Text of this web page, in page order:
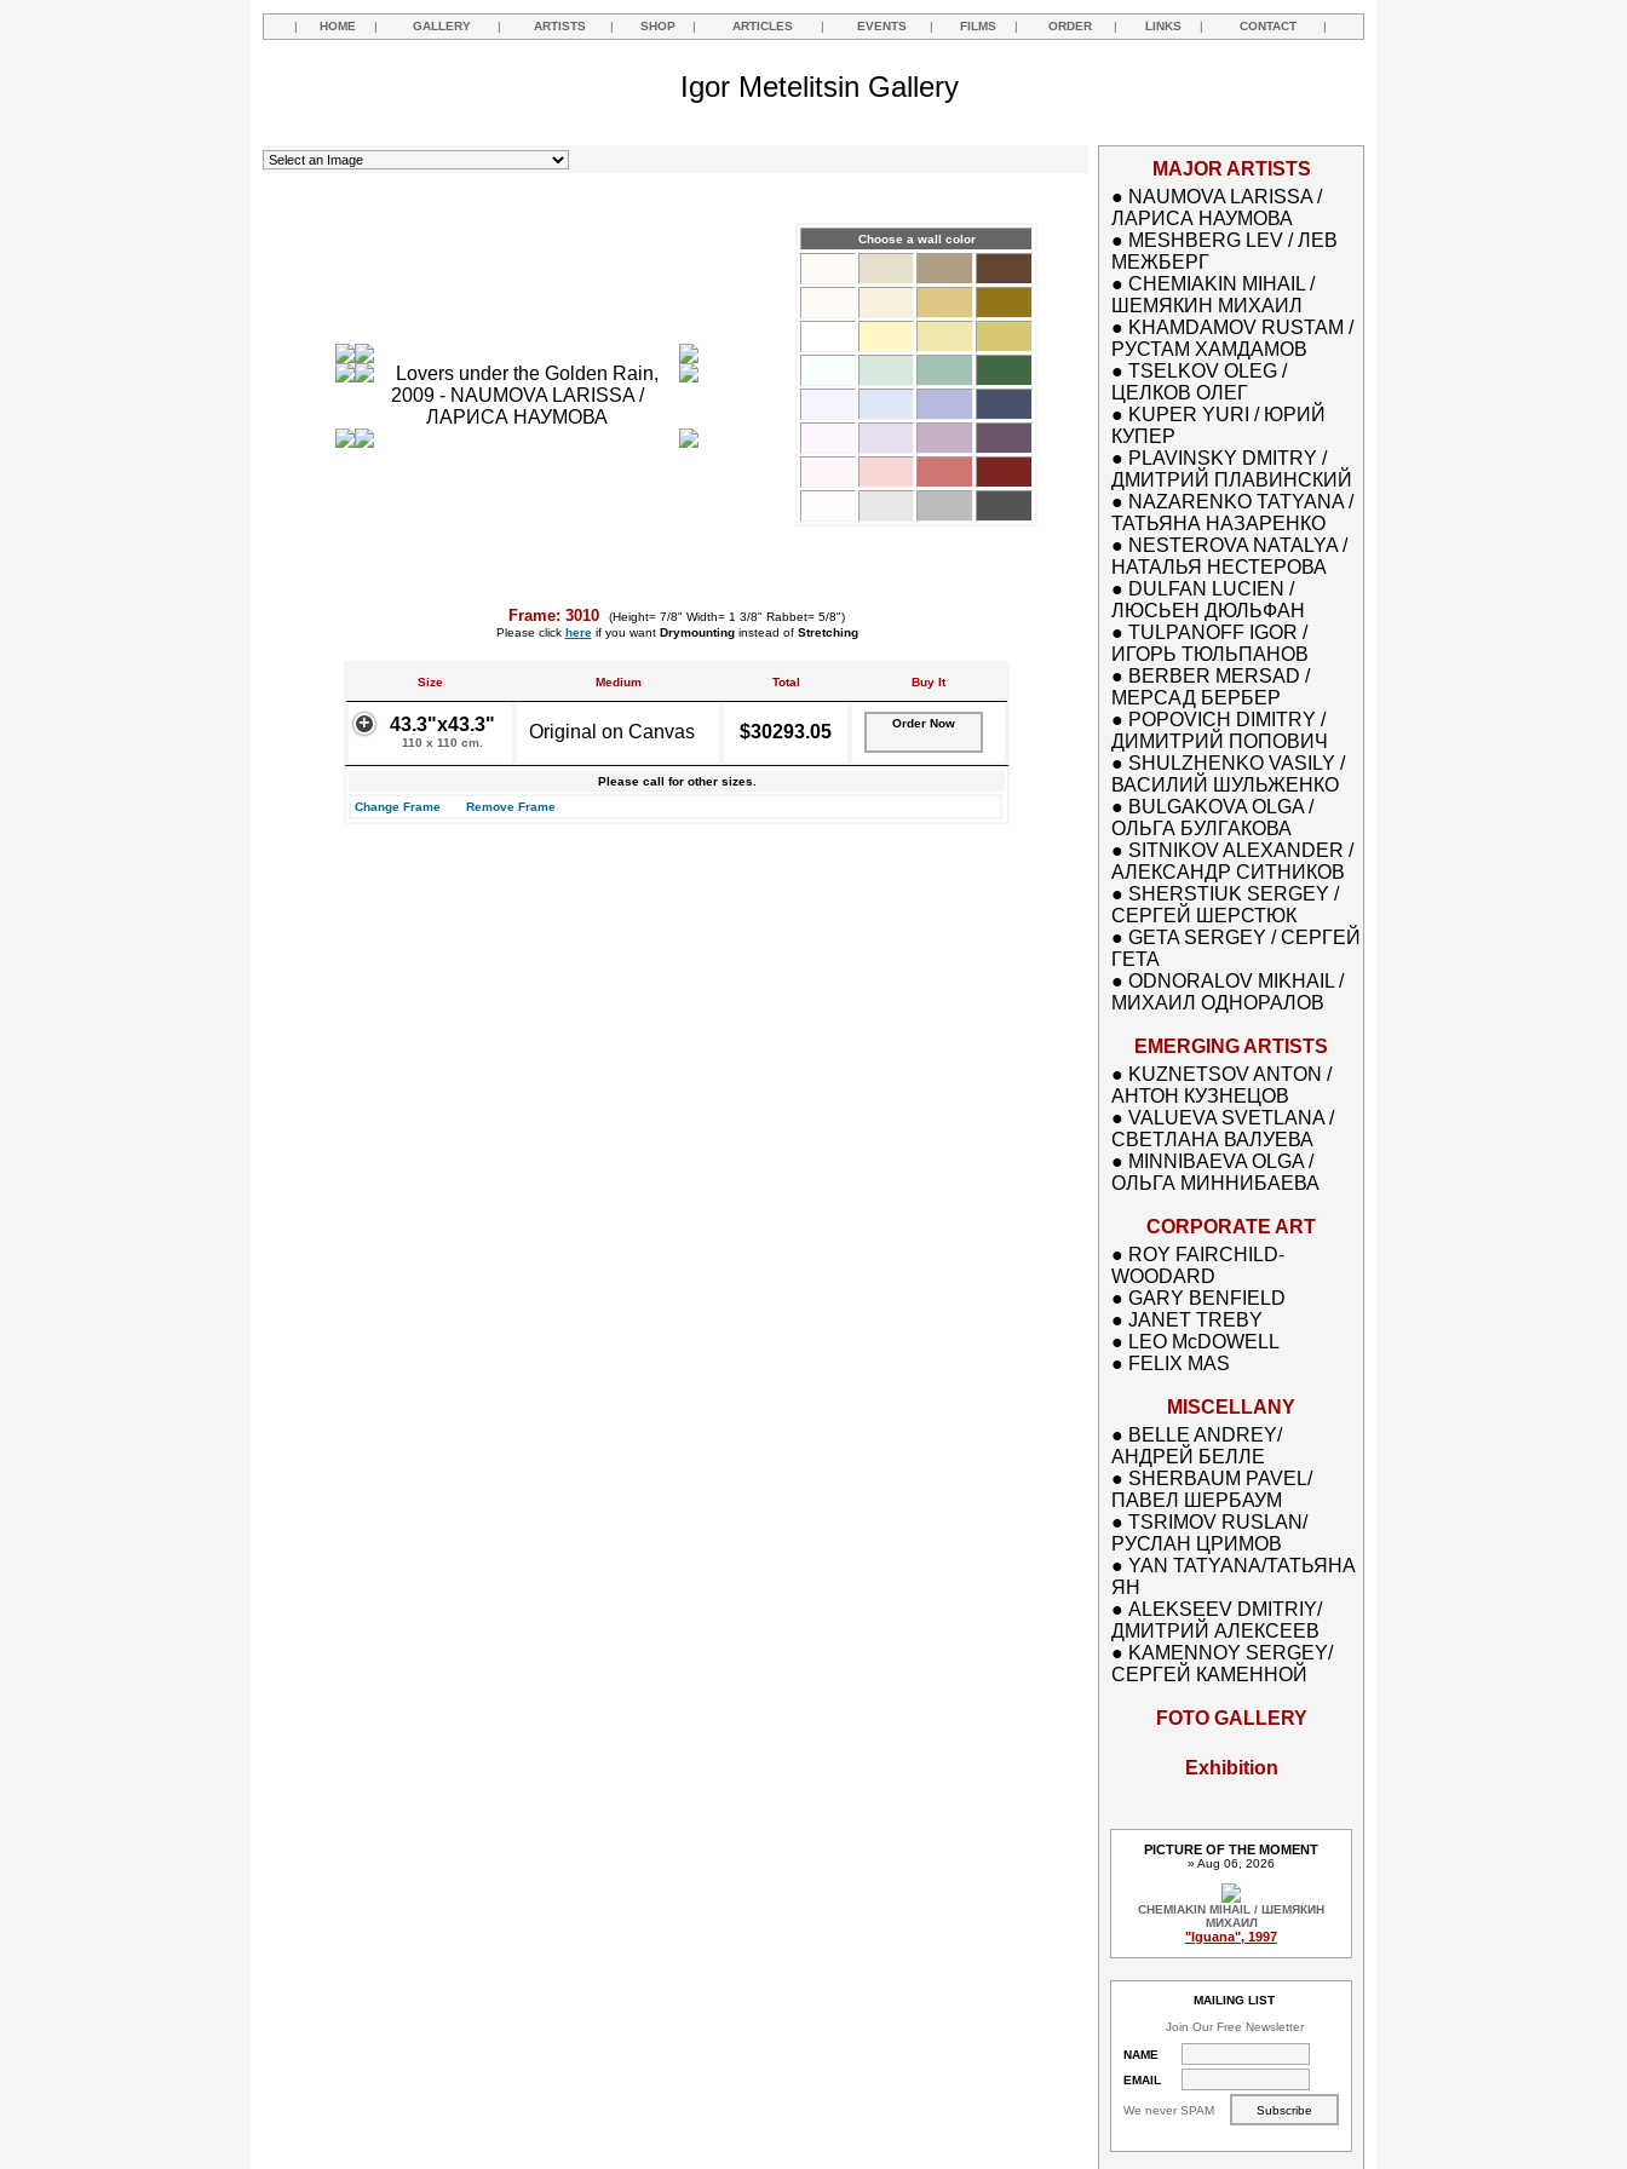
| HOME | GALLERY | ARTISTS | SHOP | ARTICLES | EVENTS | FILMS | ORDER | LINKS | CONTACT |
Igor Metelitsin Gallery
Choose a wall color
Frame: 3010
(Height= 7/8" Width= 1 3/8" Rabbet= 5/8")
Please click hereif you want Drymountinginstead of Stretching
Size Medium Total Buy It
43.3"x43.3"
110 x 110 cm.
Original on Canvas $30293.05 Order Now
Please call for other sizes.
Change Frame
Remove Frame
MAJOR ARTISTS
● NAUMOVA LARISSA /
ЛАРИСА НАУМОВА
● MESHBERG LEV / ЛЕВ
МЕЖБЕРГ
● CHEMIAKIN MIHAIL /
ШЕМЯКИН МИХАИЛ
● KHAMDAMOV RUSTAM /
РУСТАМ ХАМДАМОВ
● TSELKOV OLEG /
ЦЕЛКОВ ОЛЕГ
● KUPER YURI / ЮРИЙ
КУПЕР
● PLAVINSKY DMITRY /
ДМИТРИЙ ПЛАВИНСКИЙ
● NAZARENKO TATYANA /
ТАТЬЯНА НАЗАРЕНКО
● NESTEROVA NATALYA /
НАТАЛЬЯ НЕСТЕРОВА
● DULFAN LUCIEN /
ЛЮСЬЕН ДЮЛЬФАН
● TULPANOFF IGOR /
ИГОРЬ ТЮЛЬПАНОВ
● BERBER MERSAD /
МЕРСАД БЕРБЕР
● POPOVICH DIMITRY /
ДИМИТРИЙ ПОПОВИЧ
● SHULZHENKO VASILY /
ВАСИЛИЙ ШУЛЬЖЕНКО
● BULGAKOVA OLGA /
ОЛЬГА БУЛГАКОВА
● SITNIKOV ALEXANDER /
АЛЕКСАНДР СИТНИКОВ
● SHERSTIUK SERGEY /
СЕРГЕЙ ШЕРСТЮК
● GETA SERGEY / СЕРГЕЙ
ГЕТА
● ODNORALOV MIKHAIL /
МИХАИЛ ОДНОРАЛОВ
EMERGING ARTISTS
● KUZNETSOV ANTON /
АНТОН КУЗНЕЦОВ
● VALUEVA SVETLANA /
СВЕТЛАНА ВАЛУЕВА
● MINNIBAEVA OLGA /
ОЛЬГА МИННИБАЕВА
CORPORATE ART
● ROY FAIRCHILD-
WOODARD
● GARY BENFIELD
● JANET TREBY
● LEO McDOWELL
● FELIX MAS
MISCELLANY
● BELLE ANDREY/
АНДРЕЙ БЕЛЛЕ
● SHERBAUM PAVEL/
ПАВЕЛ ШЕРБАУМ
● TSRIMOV RUSLAN/
РУСЛАН ЦРИМОВ
● YAN TATYANA/ТАТЬЯНА
ЯН
● ALEKSEEV DMITRIY/
ДМИТРИЙ АЛЕКСЕЕВ
● KAMENNOY SERGEY/
СЕРГЕЙ КАМЕННОЙ
FOTO GALLERY
Exhibition
PICTURE OF THE MOMENT
» Aug 06, 2026
CHEMIAKIN MIHAIL / ШЕМЯКИН
МИХАИЛ
"Iguana", 1997
MAILING LIST
Join Our Free Newsletter
NAME
EMAIL
We never SPAM